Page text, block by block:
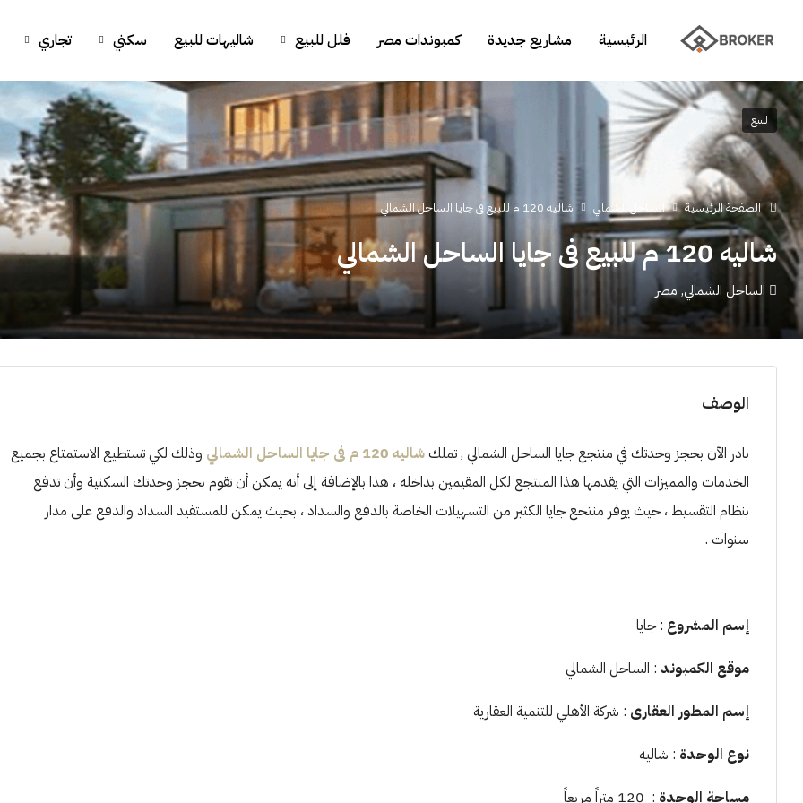
الرئيسية مشاريع جديدة كمبوندات مصر فلل للبيع شاليهات للبيع سكني تجاري
للبيع
الصفحة الرئيسية الساحل الشمالي شاليه 120 م للبيع فى جايا الساحل الشمالي
شاليه 120 م للبيع فى جايا الساحل الشمالي
الساحل الشمالي, مصر
الوصف
بادر الآن بحجز وحدتك في منتجع جايا الساحل الشمالي , تملكشاليه 120 م فى جايا الساحل الشمالي
وذلك لكي تستطيع الاستمتاع بجميع
الخدمات والمميزات التي يقدمها هذا المنتجع لكل المقيمين بداخله ، هذا بالإضافة إلى أنه يمكن أن تقوم بحجز وحدتك السكنية وأن تدفع
بنظام التقسيط ، حيث يوفر منتجع جايا الكثير من التسهيلات الخاصة بالدفع والسداد ، بحيث يمكن للمستفيد السداد والدفع على مدار
سنوات .
إسم المشروع : جايا
موقع الكمبوند : الساحل الشمالي
إسم المطور العقارى : شركة الأهلي للتنمية العقارية
نوع الوحدة : شاليه
مساحة الوحدة : 120 متراً مربعاً